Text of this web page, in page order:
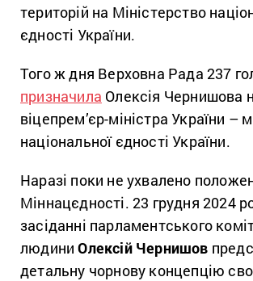
територій на Міністерство
єдності України.
Того ж дня Верховна Рада 237
призначила Олексія Чернишова
віцепрем’єр-міністра України –
національної єдності України.
Наразі поки не ухвалено
Міннацєдності. 23 грудня 2024
засіданні парламентського
людиниОлексій Чернишов
детальну чорнову концепцію